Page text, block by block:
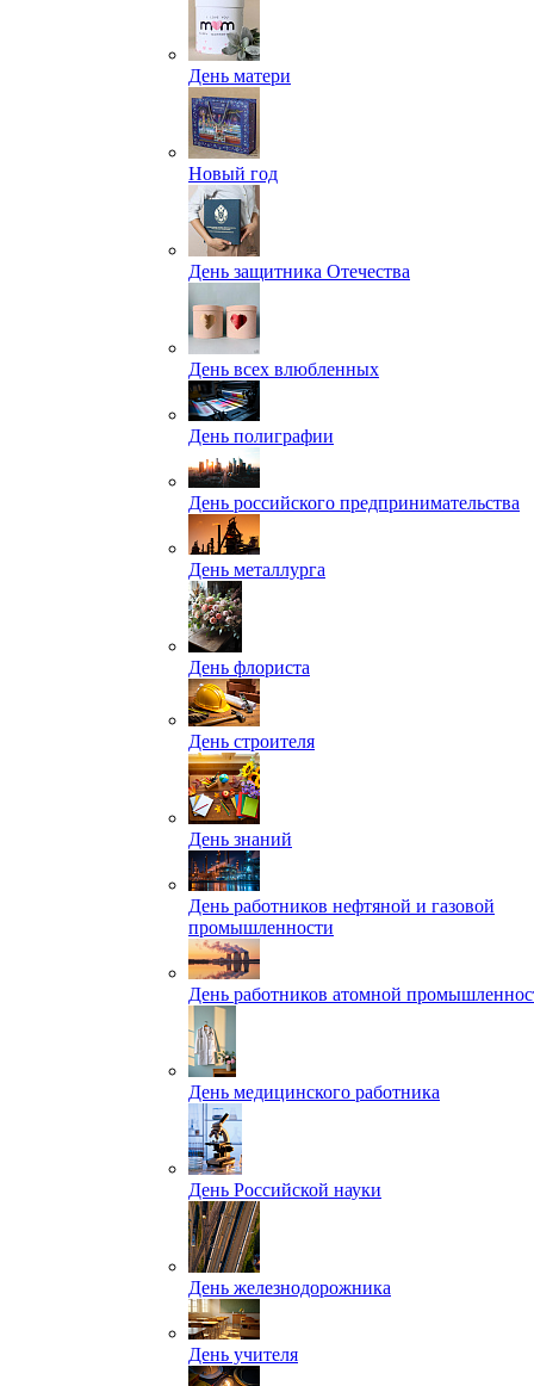
День матери
Новый год
День защитника Отечества
День всех влюбленных
День полиграфии
День российского предпринимательства
День металлурга
День флориста
День строителя
День знаний
День работников нефтяной и газовой
промышленности
День работников атомной
День медицинского работника
День Российской науки
День железнодорожника
День учителя